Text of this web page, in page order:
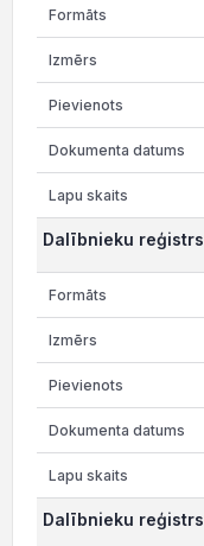
Dalībnieku reģistrs
Dalībnieku reģistrs